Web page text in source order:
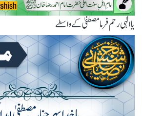
یاالٰہی رحم فرما مصطفیٰ کے واسطے